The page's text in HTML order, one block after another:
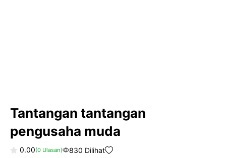
Tantangan tantangan
pengusaha muda
0.00(0Ulasan) 830 Dilihat